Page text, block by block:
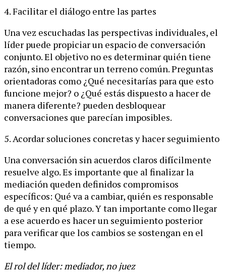
4. Facilitar el diálogo entre las partes
Una vez escuchadas las perspectivas individuales, el
líder puede propiciar un espacio de conversación
conjunto. El objetivo no es determinar quién tiene
razón, sino encontrar un terreno común. Preguntas
orientadoras como ¿Qué necesitarías para que esto
funcione mejor? o ¿Qué estás dispuesto a hacer de
manera diferente? pueden desbloquear
conversaciones que parecían imposibles.
5. Acordar soluciones concretas y hacer seguimiento
Una conversación sin acuerdos claros difícilmente
resuelve algo. Es importante que al finalizar la
mediación queden definidos compromisos
específicos: Qué va a cambiar, quién es responsable
de qué y en qué plazo. Y tan importante como llegar
a ese acuerdo es hacer un seguimiento posterior
para verificar que los cambios se sostengan en el
tiempo.
El rol del líder: mediador, no juez